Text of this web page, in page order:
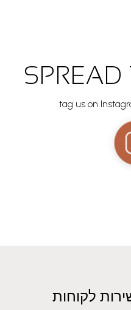
SPREAD
tag us on
לקוחות